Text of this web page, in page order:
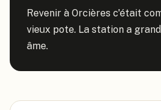
Revenir à Orcières c'était
vieux pote. La station a
âme.